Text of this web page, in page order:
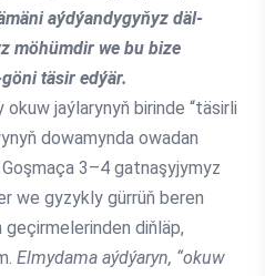
aýdýandygyňyz däl-
möhümdir we bu bize
täsir edýär.
jaýlarynyň birinde “täsirli
dowamynda owadan
3–4 gatnaşyjymyz
we gyzykly gürrüň beren
diňläp,
Elmydama aýdýaryn, “okuw